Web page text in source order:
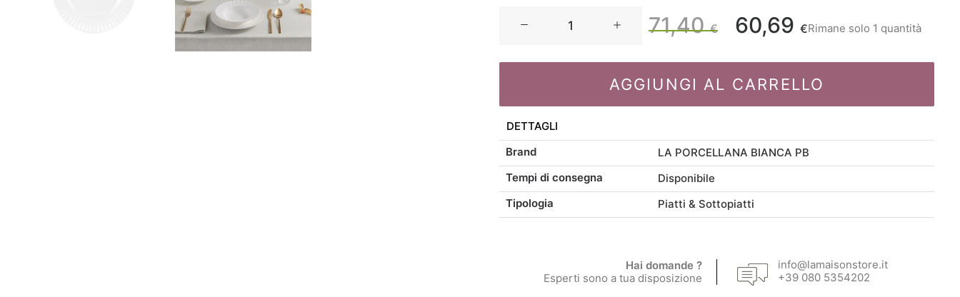
Bellavista
quantità
71,40€
prezzo
era:
60,69 €Il
prezzo
è:
Rimane solo 1 quantità
AGGIUNGI AL CARRELLO
DETTAGLI
Brand
LA PORCELLANA BIANCA PB
Tempi di consegna
Disponibile
Tipologia
Piatti & Sottopiatti
Hai domande ?
Esperti sono a tua disposizione
info@lamaisonstore.it
+39 080 5354202